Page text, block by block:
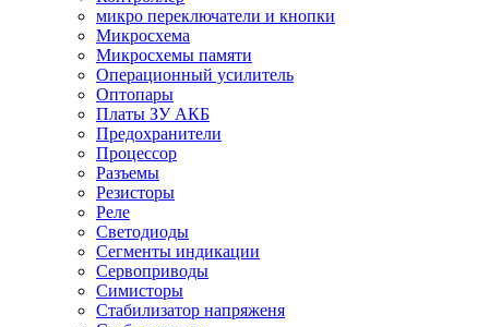
микро переключатели и кнопки
Микросхема
Микросхемы памяти
Операционный усилитель
Оптопары
Платы ЗУ АКБ
Предохранители
Процессор
Разъемы
Резисторы
Реле
Светодиоды
Сегменты индикации
Сервоприводы
Симисторы
Стабилизатор напряженя